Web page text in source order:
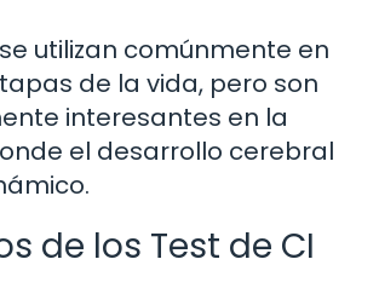
utilizan comúnmente en
de la vida, pero son
interesantes en la
el desarrollo cerebral
de los Test de CI